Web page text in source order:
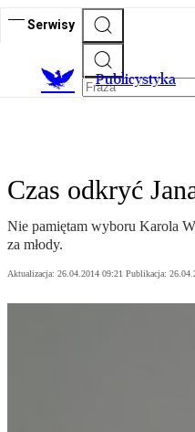
Serwisy
Publicystyka
Czas odkryć
Nie pamiętam wyboru Karola
za młody.
Aktualizacja: 26.04.2014 09:21 Publikacja: